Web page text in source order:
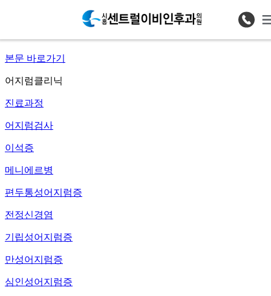
어지럼검사 > 어지럼클리닉
본문 바로가기
어지럼클리닉
진료과정
어지럼검사
이석증
메니에르병
편두통성어지럼증
전정신경염
기립성어지럼증
만성어지럼증
심인성어지럼증